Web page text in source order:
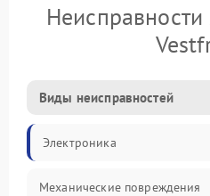
Виды неисправностей
Электроника
Механические повреждения